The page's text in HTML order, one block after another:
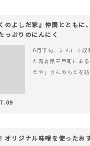
のよしだ家』仲間とともに
っぷりのにんにく
6月下旬、にんにく収
た青森県三戸町にあ
だや」さんのもとを訪
オリジナル味噌を使ったお